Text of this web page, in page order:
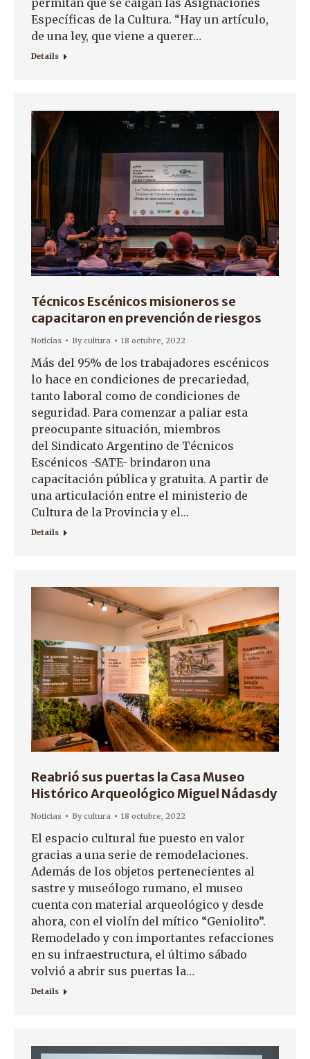
permitan que se caigan las Asignaciones
Específicas de la Cultura. “Hay un artículo,
de una ley, que viene a querer…
Details
Técnicos Escénicos misioneros se
capacitaron en prevención de riesgos
Noticias Bycultura 18 octubre, 2022
Más del 95% de los trabajadores escénicos
lo hace en condiciones de precariedad,
tanto laboral como de condiciones de
seguridad. Para comenzar a paliar esta
preocupante situación, miembros
del Sindicato Argentino de Técnicos
Escénicos -SATE- brindaron una
capacitación pública y gratuita. A partir de
una articulación entre el ministerio de
Cultura de la Provincia y el…
Details
Reabrió sus puertas la Casa Museo
Histórico Arqueológico Miguel Nádasdy
Noticias Bycultura 18 octubre, 2022
El espacio cultural fue puesto en valor
gracias a una serie de remodelaciones.
Además de los objetos pertenecientes al
sastre y museólogo rumano, el museo
cuenta con material arqueológico y desde
ahora, con el violín del mítico “Geniolito”.
Remodelado y con importantes refacciones
en su infraestructura, el último sábado
volvió a abrir sus puertas la…
Details